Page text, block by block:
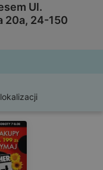
Ul.
20a, 24-150